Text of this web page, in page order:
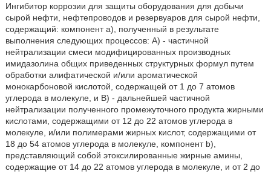
Ингибитор коррозии для защиты оборудования для добычи
сырой нефти, нефтепроводов и резервуаров для сырой нефти,
содержащий: компонент а), полученный в результате
выполнения следующих процессов: А) - частичной
нейтрализации смеси модифицированных производных
имидазолина общих приведенных структурных формул путем
обработки алифатической и/или ароматической
монокарбоновой кислотой, содержащей от 1 до 7 атомов
углерода в молекуле, и В) - дальнейшей частичной
нейтрализации полученного промежуточного продукта жирными
кислотами, содержащими от 12 до 22 атомов углерода в
молекуле, и/или полимерами жирных кислот, содержащими от
18 до 54 атомов углерода в молекуле, компонент b),
представляющий собой этоксилированные жирные амины,
содержащие от 14 до 22 атомов углерода в молекуле, и от 2 до